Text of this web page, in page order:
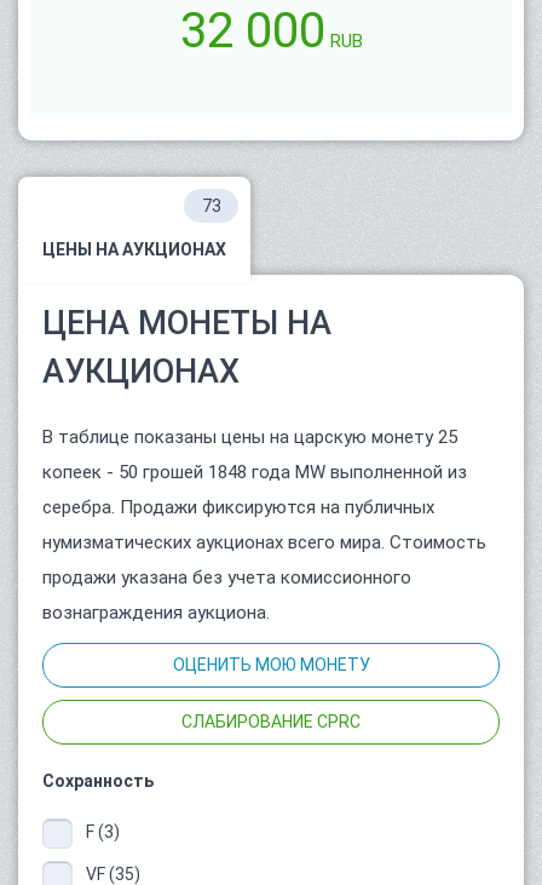
32 000 RUB
ЦЕНЫ НА АУКЦИОНАХ
73
ЦЕНА МОНЕТЫ НА
АУКЦИОНАХ
В таблице показаны цены на царскую монету 25
копеек - 50 грошей 1848 года MW выполненной из
серебра. Продажи фиксируются на публичных
нумизматических аукционах всего мира. Стоимость
продажи указана без учета комиссионного
вознаграждения аукциона.
ОЦЕНИТЬ МОЮ МОНЕТУ
СЛАБИРОВАНИЕ CPRC
Сохранность
F (3)
VF (35)